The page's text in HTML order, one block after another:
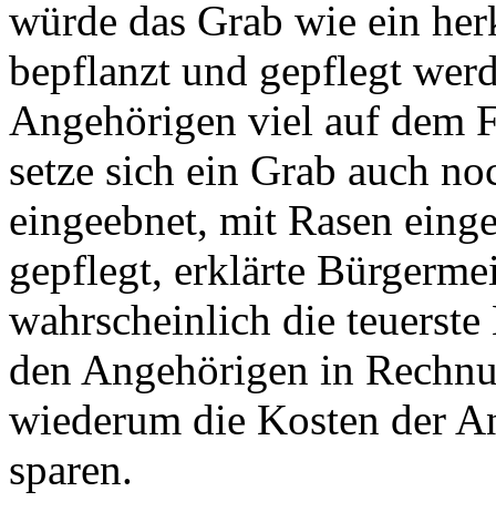
würde das Grab wie ein
bepflanzt und gepflegt
Angehörigen viel auf dem
setze sich ein Grab auch
eingeebnet, mit Rasen
gepflegt, erklärte
wahrscheinlich die
den Angehörigen in
wiederum die Kosten der
sparen.